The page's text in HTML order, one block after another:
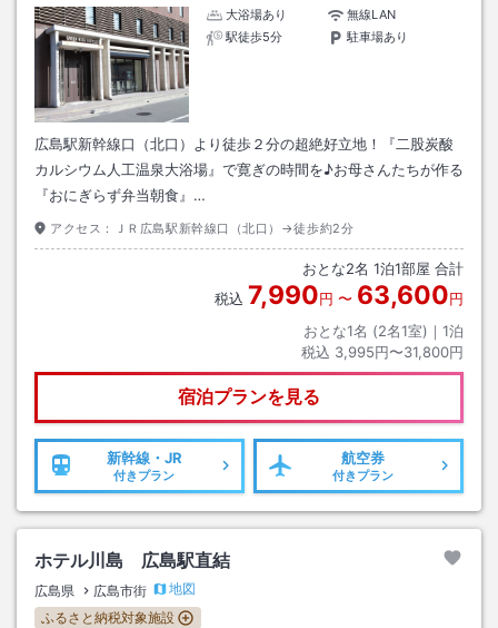
大浴場あり
無線LAN
駅徒歩5分
駐車場あり
広島駅新幹線口（北口）より徒歩２分の超絶好立地！『二股炭酸
カルシウム人工温泉大浴場』で寛ぎの時間を♪お母さんたちが作る
『おにぎらず弁当朝食』…
アクセス： ＪＲ広島駅新幹線口（北口）→徒歩約2分
おとな2名 1泊1部屋 合計
税込 7,990円 〜 63,600円
おとな1名 (2名1室)｜ 1泊
税込 3,995円〜31,800円
宿泊プランを見る
新幹線・JR
付きプラン
航空券
付きプラン
ホテル川島 広島駅直結
広島県 広島市街
地図
ふるさと納税対象施設